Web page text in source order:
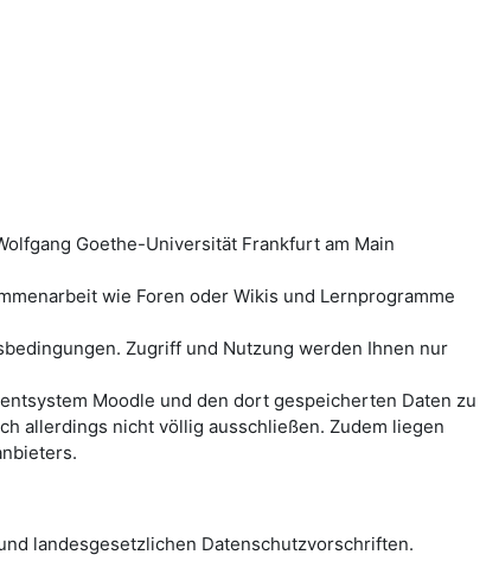
Goethe-Universität Frankfurt am Main
wie Foren oder Wikis und Lernprogramme
Zugriff und Nutzung werden Ihnen nur
Moodle und den dort gespeicherten Daten zu
allerdings nicht völlig ausschließen. Zudem liegen
landesgesetzlichen Datenschutzvorschriften.